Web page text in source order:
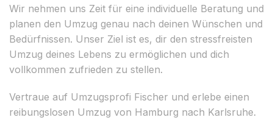
Wir nehmen uns Zeit für eine individuelle Beratung und
planen den Umzug genau nach deinen Wünschen und
Bedürfnissen. Unser Ziel ist es, dir den stressfreisten
Umzug deines Lebens zu ermöglichen und dich
vollkommen zufrieden zu stellen.
Vertraue auf Umzugsprofi Fischer und erlebe einen
reibungslosen Umzug von Hamburg nach Karlsruhe.